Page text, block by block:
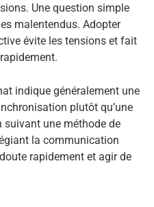
Une question simple
malentendus. Adopter
évite les tensions et fait
indique généralement une
plutôt qu’une
suivant une méthode de
la communication
rapidement et agir de